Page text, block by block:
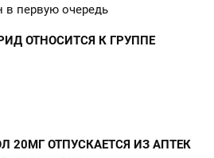
в первую очередь
ОТНОСИТСЯ К ГРУППЕ
20МГ ОТПУСКАЕТСЯ ИЗ АПТЕК